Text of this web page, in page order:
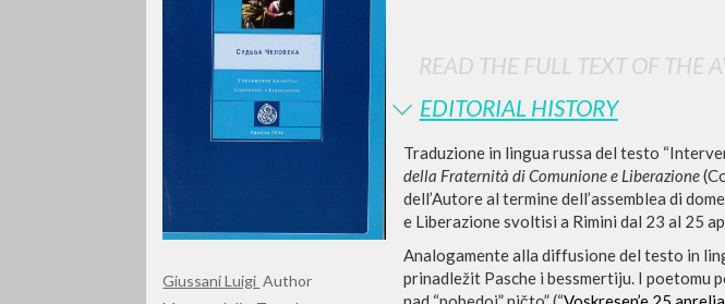
Giussani Luigi Author
READ THE FULL TEXT OF THE
EDITORIAL HISTORY
Traduzione in lingua russa del testo
della Fraternità di Comunione e Liberazione
dell’Autore al termine dell’assemblea di
e Liberazione svoltisi a Rimini dal 23 al 25
Analogamente alla diffusione del testo in
prinadležit Pasche i bessmertiju. I poetomu
LUIGI
GIUSSANI
scritti